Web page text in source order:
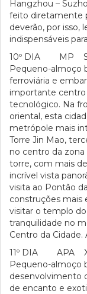
Hangzhou –
feito diretamente
deverão, por isso,
indispensáveis
10º DIA MP
Pequeno-almoço
ferroviária e
importante
tecnológico. Na
oriental, esta
metrópole mais
Torre Jin Mao,
no centro da zona
torre, com mais
incrível vista
visita ao Pontão
construções mais
visitar o templo
tranquilidade no
Centro da Cidade.
11º DIA APA
Pequeno-almoço
desenvolvimento
de encanto e